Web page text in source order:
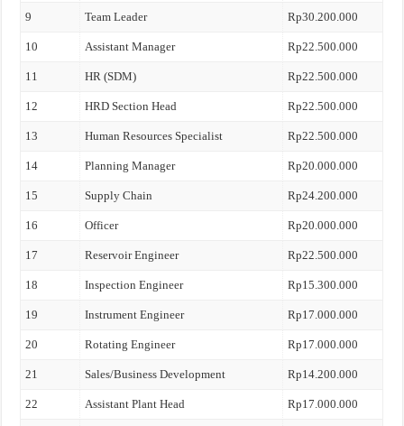
9 Team Leader Rp30.200.000
10 Assistant Manager Rp22.500.000
11 HR (SDM) Rp22.500.000
12 HRD Section Head Rp22.500.000
13 Human Resources Specialist Rp22.500.000
14 Planning Manager Rp20.000.000
15 Supply Chain Rp24.200.000
16 Officer Rp20.000.000
17 Reservoir Engineer Rp22.500.000
18 Inspection Engineer Rp15.300.000
19 Instrument Engineer Rp17.000.000
20 Rotating Engineer Rp17.000.000
21 Sales/Business Development Rp14.200.000
22 Assistant Plant Head Rp17.000.000